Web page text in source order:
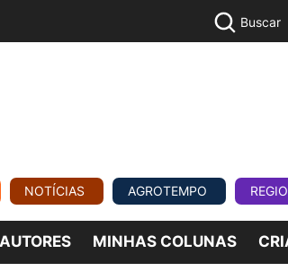
COMERCIAL AGROVIAGENS
Buscar
NOTÍCIAS AGROTEMPO
AUTORES MINHAS COLUNAS